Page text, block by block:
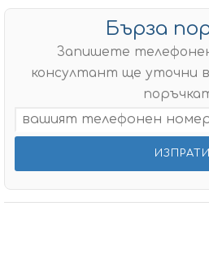
Бърза
Запишете
консултант ще уточни